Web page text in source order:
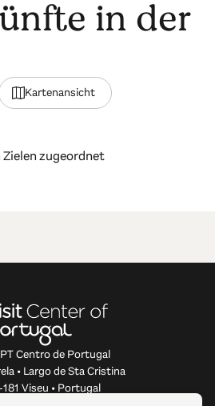
in der
Kartenansicht
zugeordnet
Centro de Portugal
• Largo de Sta Cristina
Viseu • Portugal